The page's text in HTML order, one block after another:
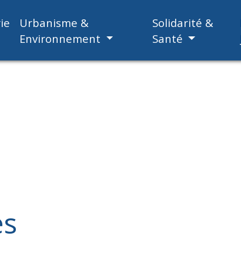
Urbanisme &
Environnement
Solidarité &
Santé